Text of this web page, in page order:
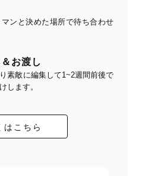
ンと決めた場所で待ち合わせ
お渡し
素敵に編集して1~2週間前後で
します。
はこちら